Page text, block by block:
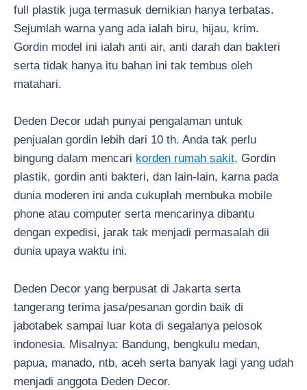
full plastik juga termasuk demikian hanya terbatas.
Sejumlah warna yang ada ialah biru, hijau, krim.
Gordin model ini ialah anti air, anti darah dan bakteri
serta tidak hanya itu bahan ini tak tembus oleh
matahari.
Deden Decor udah punyai pengalaman untuk
penjualan gordin lebih dari 10 th. Anda tak perlu
bingung dalam mencari korden rumah sakit, Gordin
plastik, gordin anti bakteri, dan lain-lain, karna pada
dunia moderen ini anda cukuplah membuka mobile
phone atau computer serta mencarinya dibantu
dengan expedisi, jarak tak menjadi permasalah dii
dunia upaya waktu ini.
Deden Decor yang berpusat di Jakarta serta
tangerang terima jasa/pesanan gordin baik di
jabotabek sampai luar kota di segalanya pelosok
indonesia. Misalnya: Bandung, bengkulu medan,
papua, manado, ntb, aceh serta banyak lagi yang udah
menjadi anggota Deden Decor.